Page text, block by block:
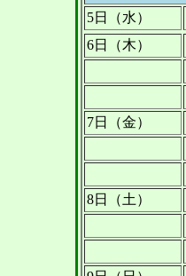
5日（水）
6日（木）
7日（金）
8日（土）